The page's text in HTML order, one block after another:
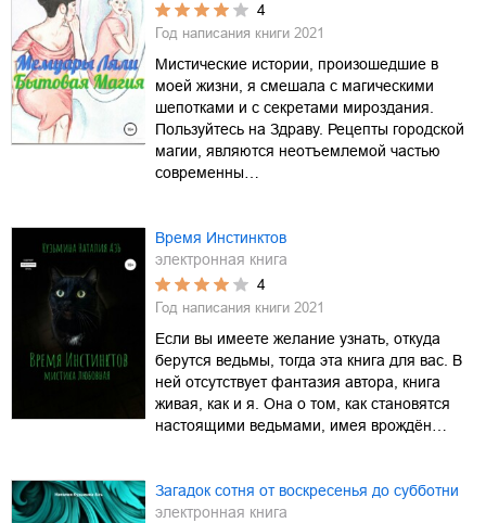
4
Год написания книги 2021
Мистические истории, произошедшие в
моей жизни, я смешала с магическими
шепотками и с секретами мироздания.
Пользуйтесь на Здраву. Рецепты городской
магии, являются неотъемлемой частью
современны…
Время Инстинктов
электронная книга
4
Год написания книги 2021
Если вы имеете желание узнать, откуда
берутся ведьмы, тогда эта книга для вас. В
ней отсутствует фантазия автора, книга
живая, как и я. Она о том, как становятся
настоящими ведьмами, имея врождён…
Загадок сотня от воскресенья до субботни
электронная книга